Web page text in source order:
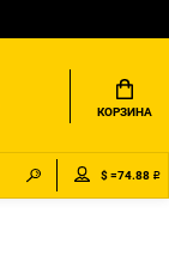
КОРЗИНА
$ =74.88 ₽